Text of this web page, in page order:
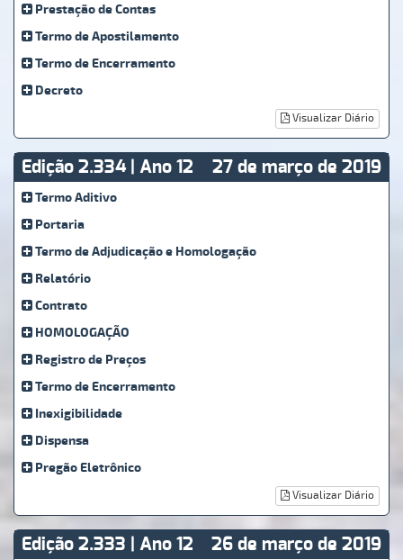
Prestação de Contas
Termo de Apostilamento
Termo de Encerramento
Decreto
Visualizar Diário
Edição 2.334 | Ano 12 27 de março de 2019
Termo Aditivo
Portaria
Termo de Adjudicação e Homologação
Relatório
Contrato
HOMOLOGAÇÃO
Registro de Preços
Termo de Encerramento
Inexigibilidade
Dispensa
Pregão Eletrônico
Visualizar Diário
Edição 2.333 | Ano 12 26 de março de 2019